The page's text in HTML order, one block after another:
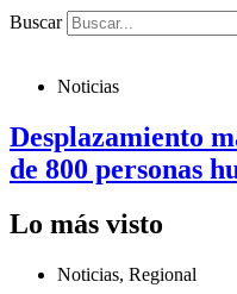
Buscar
Noticias
Desplazamiento
de 800 personas
Lo más visto
Noticias, Regional